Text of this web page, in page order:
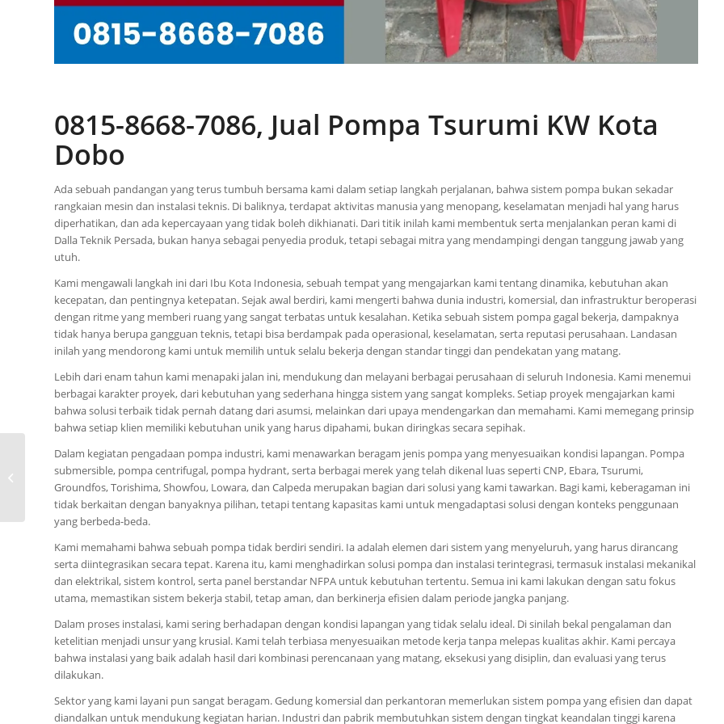
0815-8668-7086, Jual Pompa Tsurumi KW Kota
Dobo
Ada sebuah pandangan yang terus tumbuh bersama kami dalam setiap langkah perjalanan, bahwa sistem pompa bukan sekadar
rangkaian mesin dan instalasi teknis. Di baliknya, terdapat aktivitas manusia yang menopang, keselamatan menjadi hal yang harus
diperhatikan, dan ada kepercayaan yang tidak boleh dikhianati. Dari titik inilah kami membentuk serta menjalankan peran kami di
Dalla Teknik Persada, bukan hanya sebagai penyedia produk, tetapi sebagai mitra yang mendampingi dengan tanggung jawab yang
utuh.
Kami mengawali langkah ini dari Ibu Kota Indonesia, sebuah tempat yang mengajarkan kami tentang dinamika, kebutuhan akan
kecepatan, dan pentingnya ketepatan. Sejak awal berdiri, kami mengerti bahwa dunia industri, komersial, dan infrastruktur beroperasi
dengan ritme yang memberi ruang yang sangat terbatas untuk kesalahan. Ketika sebuah sistem pompa gagal bekerja, dampaknya
tidak hanya berupa gangguan teknis, tetapi bisa berdampak pada operasional, keselamatan, serta reputasi perusahaan. Landasan
inilah yang mendorong kami untuk memilih untuk selalu bekerja dengan standar tinggi dan pendekatan yang matang.
Lebih dari enam tahun kami menapaki jalan ini, mendukung dan melayani berbagai perusahaan di seluruh Indonesia. Kami menemui
berbagai karakter proyek, dari kebutuhan yang sederhana hingga sistem yang sangat kompleks. Setiap proyek mengajarkan kami
bahwa solusi terbaik tidak pernah datang dari asumsi, melainkan dari upaya mendengarkan dan memahami. Kami memegang prinsip
bahwa setiap klien memiliki kebutuhan unik yang harus dipahami, bukan diringkas secara sepihak.
Dalam kegiatan pengadaan pompa industri, kami menawarkan beragam jenis pompa yang menyesuaikan kondisi lapangan. Pompa
submersible, pompa centrifugal, pompa hydrant, serta berbagai merek yang telah dikenal luas seperti CNP, Ebara, Tsurumi,
Groundfos, Torishima, Showfou, Lowara, dan Calpeda merupakan bagian dari solusi yang kami tawarkan. Bagi kami, keberagaman ini
tidak berkaitan dengan banyaknya pilihan, tetapi tentang kapasitas kami untuk mengadaptasi solusi dengan konteks penggunaan
yang berbeda-beda.
Kami memahami bahwa sebuah pompa tidak berdiri sendiri. Ia adalah elemen dari sistem yang menyeluruh, yang harus dirancang
serta diintegrasikan secara tepat. Karena itu, kami menghadirkan solusi pompa dan instalasi terintegrasi, termasuk instalasi mekanikal
dan elektrikal, sistem kontrol, serta panel berstandar NFPA untuk kebutuhan tertentu. Semua ini kami lakukan dengan satu fokus
utama, memastikan sistem bekerja stabil, tetap aman, dan berkinerja efisien dalam periode jangka panjang.
Dalam proses instalasi, kami sering berhadapan dengan kondisi lapangan yang tidak selalu ideal. Di sinilah bekal pengalaman dan
ketelitian menjadi unsur yang krusial. Kami telah terbiasa menyesuaikan metode kerja tanpa melepas kualitas akhir. Kami percaya
bahwa instalasi yang baik adalah hasil dari kombinasi perencanaan yang matang, eksekusi yang disiplin, dan evaluasi yang terus
dilakukan.
Sektor yang kami layani pun sangat beragam. Gedung komersial dan perkantoran memerlukan sistem pompa yang efisien dan dapat
diandalkan untuk mendukung kegiatan harian. Industri dan pabrik membutuhkan sistem dengan tingkat keandalan tinggi karena
0815-8668-7086, Jual
Pompa Tsurumi KM
Kota Elelim (Papua)